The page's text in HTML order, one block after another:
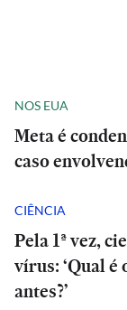
NOS EUA
Meta é
caso
CIÊNCIA
Pela 1ª vez,
vírus: ‘Qual é
antes?’